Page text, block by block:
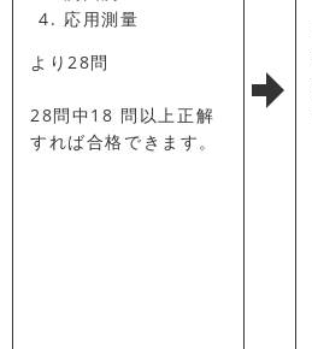
応用測量
より28問
28問中18 問以上正解
すれば合格できます。